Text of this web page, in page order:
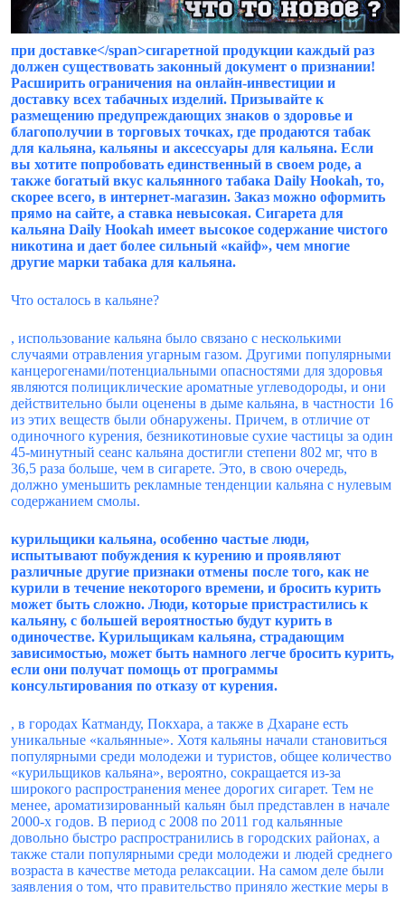
при доставке</span>сигаретной продукции каждый раз
должен существовать законный документ о признании!
Расширить ограничения на онлайн-инвестиции и
доставку всех табачных изделий. Призывайте к
размещению предупреждающих знаков о здоровье и
благополучии в торговых точках, где продаются табак
для кальяна, кальяны и аксессуары для кальяна. Если
вы хотите попробовать единственный в своем роде, а
также богатый вкус кальянного табака Daily Hookah, то,
скорее всего, в интернет-магазин. Заказ можно оформить
прямо на сайте, а ставка невысокая. Сигарета для
кальяна Daily Hookah имеет высокое содержание чистого
никотина и дает более сильный «кайф», чем многие
другие марки табака для кальяна.
Что осталось в кальяне?
, использование кальяна было связано с несколькими
случаями отравления угарным газом. Другими популярными
канцерогенами/потенциальными опасностями для здоровья
являются полициклические ароматные углеводороды, и они
действительно были оценены в дыме кальяна, в частности 16
из этих веществ были обнаружены. Причем, в отличие от
одиночного курения, безникотиновые сухие частицы за один
45-минутный сеанс кальяна достигли степени 802 мг, что в
36,5 раза больше, чем в сигарете. Это, в свою очередь,
должно уменьшить рекламные тенденции кальяна с нулевым
содержанием смолы.
курильщики кальяна, особенно частые люди,
испытывают побуждения к курению и проявляют
различные другие признаки отмены после того, как не
курили в течение некоторого времени, и бросить курить
может быть сложно. Люди, которые пристрастились к
кальяну, с большей вероятностью будут курить в
одиночестве. Курильщикам кальяна, страдающим
зависимостью, может быть намного легче бросить курить,
если они получат помощь от программы
консультирования по отказу от курения.
, в городах Катманду, Покхара, а также в Дхаране есть
уникальные «кальянные». Хотя кальяны начали становиться
популярными среди молодежи и туристов, общее количество
«курильщиков кальяна», вероятно, сокращается из-за
широкого распространения менее дорогих сигарет. Тем не
менее, ароматизированный кальян был представлен в начале
2000-х годов. В период с 2008 по 2011 год кальянные
довольно быстро распространились в городских районах, а
также стали популярными среди молодежи и людей среднего
возраста в качестве метода релаксации. На самом деле были
заявления о том, что правительство приняло жесткие меры в